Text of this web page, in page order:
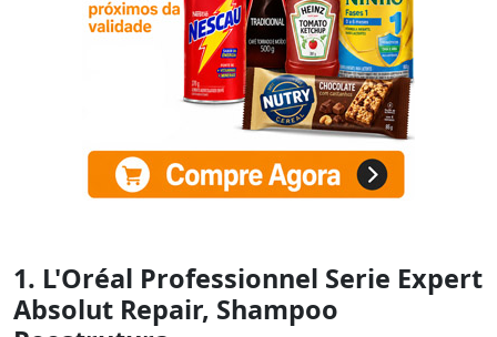
1. L'Oréal Professionnel Serie Expert
Absolut Repair, Shampoo